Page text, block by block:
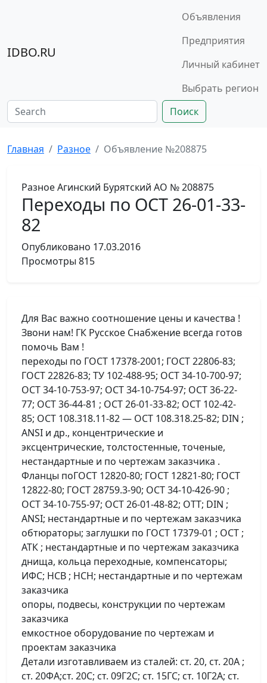
IDBO.RU
Объявления
Предприятия
Личный кабинет
Выбрать регион
Поиск
Главная Разное Объявление №208875
РазноеАгинский Бурятский АО № 208875
Переходы по ОСТ 26-01-33-
82
Опубликовано 17.03.2016
Просмотры 815
Для Вас важно соотношение цены и качества !
Звони нам! ГК Русское Снабжение всегда готов
помочь Вам !
переходы по ГОСТ 17378-2001; ГОСТ 22806-83;
ГОСТ 22826-83; ТУ 102-488-95; ОСТ 34-10-700-97;
ОСТ 34-10-753-97; ОСТ 34-10-754-97; ОСТ 36-22-
77; ОСТ 36-44-81 ; ОСТ 26-01-33-82; ОСТ 102-42-
85; ОСТ 108.318.11-82 — ОСТ 108.318.25-82; DIN ;
ANSI и др., концентрические и
эксцентрические, толстостенные, точеные,
нестандартные и по чертежам заказчика .
Фланцы поГОСТ 12820-80; ГОСТ 12821-80; ГОСТ
12822-80; ГОСТ 28759.3-90; ОСТ 34-10-426-90 ;
ОСТ 34-10-755-97; ОСТ 26-01-48-82; ОТТ; DIN ;
ANSI; нестандартные и по чертежам заказчика
обтюраторы; заглушки по ГОСТ 17379-01 ; ОСТ ;
АТК ; нестандартные и по чертежам заказчика
днища, кольца переходные, компенсаторы;
ИФС; НСВ ; НСН; нестандартные и по чертежам
заказчика
опоры, подвесы, конструкции по чертежам
заказчика
емкостное оборудование по чертежам и
проектам заказчика
Детали изготавливаем из сталей: ст. 20, ст. 20А ;
ст. 20ФА;ст. 20С; ст. 09Г2С; ст. 15ГС; ст. 10Г2А; ст.